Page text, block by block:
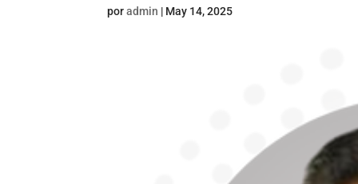
poradmin | May 14, 2025